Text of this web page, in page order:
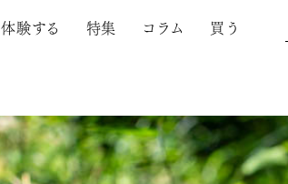
体験する 特集 コラム 買う